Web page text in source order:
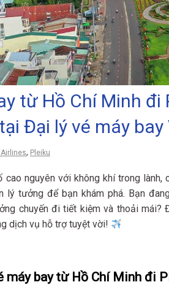
từ Hồ Chí Minh
Đại lý vé máy bay
, Pleiku
cao nguyên với không khí trong
lý tưởng để bạn khám phá. Bạn
chuyến đi tiết kiệm và thoải
dịch vụ hỗ trợ tuyệt vời!
máy bay từ Hồ Chí Minh đi